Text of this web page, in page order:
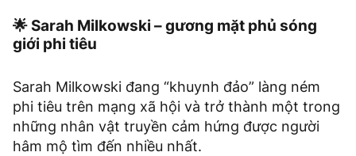
🌟 Sarah Milkowski – gương mặt phủ sóng
giới phi tiêu
Sarah Milkowski đang “khuynh đảo” làng ném
phi tiêu trên mạng xã hội và trở thành một trong
những nhân vật truyền cảm hứng được người
hâm mộ tìm đến nhiều nhất.